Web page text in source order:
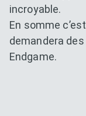
incroyable.
En somme
demandera
Endgame.